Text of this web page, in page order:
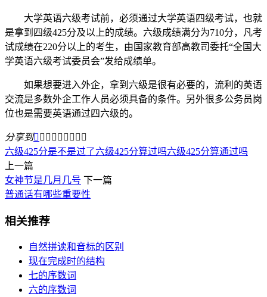
大学英语六级考试前，必须通过大学英语四级考试，也就
是拿到四级425分及以上的成绩。六级成绩满分为710分，凡考
试成绩在220分以上的考生，由国家教育部高教司委托“全国大
学英语六级考试委员会”发给成绩单。
如果想要进入外企，拿到六级是很有必要的，流利的英语
交流是多数外企工作人员必须具备的条件。另外很多公务员岗
位也是需要英语通过四六级的。
分享到        
六级425分是不是过了六级425分算过吗六级425分算通过吗
上一篇
女神节是几月几号 下一篇
普通话有哪些重要性
相关推荐
自然拼读和音标的区别
现在完成时的结构
七的序数词
六的序数词